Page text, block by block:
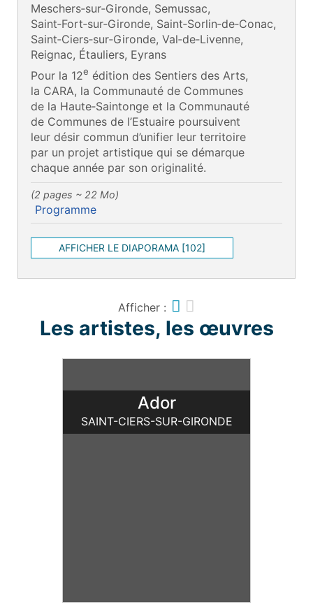
Meschers‑sur‑Gironde, Semussac,
Saint‑Fort‑sur‑Gironde, Saint‑Sorlin‑de‑Conac,
Saint‑Ciers‑sur‑Gironde, Val‑de‑Livenne,
Reignac, Étauliers, Eyrans
Pour la 12e édition des Sentiers des Arts,
la CARA, la Communauté de Communes
de la Haute‑Saintonge et la Communauté
de Communes de l’Estuaire poursuivent
leur désir commun d’unifier leur territoire
par un projet artistique qui se démarque
chaque année par son originalité.
(2 pages ~ 22 Mo)
Programme
AFFICHER LE DIAPORAMA [102]
Afficher :
Les artistes, les œuvres
Ador
SAINT-CIERS-SUR-GIRONDE